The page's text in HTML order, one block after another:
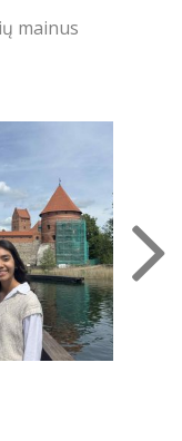
mainus